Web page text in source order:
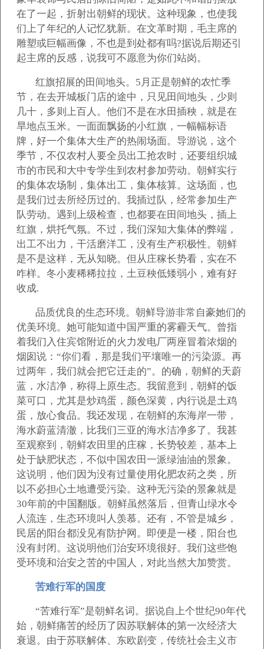
在了一起，折射出朝鲜的现状。这种现象，也使我
们上了年纪的人记忆犹新。在文革时期，毛主席的
雕塑或巨幅画像，不也是到处都有吗?据说后期还引
起主席的反感，说我可不愿意为你们站岗。
红旗招展的田间地头。5月正是朝鲜的农忙季
节，在去开城板门店的途中，只见田间地头，少则
几十，多则上百人。他们不是在水田插秧，就是在
旱地点玉米。一面面飘扬的小红旗，一幅幅标语
牌，好一个集体大生产的热闹场面。导游说，这个
季节，不仅农村人要全员出工抢农时，还要组织城
市的市民和大中专学生到农村参加劳动。朝鲜实行
的集体农场制，集体出工，集体核算。这场面，也
是我们过去所经历过的。我插过队，经常参加生产
队劳动。遇到上级检查，也都要在田间地头，插上
红旗，烘托气氛。不过，我们深知大集体的弊端，
出工不出力，干活磨洋工，没有生产积极性。朝鲜
是不是这样，无从知晓。但从庄稼长势看，实在不
咋样。冬小麦稀稀拉拉，土豆秧低矮弱小，难有好
收成.
品质优良的生态环境。朝鲜导游非常自豪她们的
优美环境。她可能知道中国严重的雾霾天气。曾指
着我们入住宾馆附近的火力发电厂两座冒着浓烟的
烟囱说：“你们看，那是我们平壤唯一的污染源。再
过两年，我们就会把它迁走的”。的确，朝鲜的天蔚
蓝，水洁净，称得上原生态。我留意到，朝鲜的饭
菜可口，尤其是炒鸡蛋，颜色深黄，内行说是土鸡
蛋，放心食品。我还发现，在朝鲜的东海岸一带，
海水蔚蓝清澈，比我们三亚的海水洁净多了。我甚
至观察到，朝鲜农田里的庄稼，长势较差，基本上
处于缺肥状态，不似中国农田一派绿油油的景象。
这说明，他们因为没有过量使用化肥农药之类，所
以不必担心土地遭受污染。这种无污染的景象就是
30年前的中国翻版。朝鲜虽然落后，但青山绿水令
人流连，生态环境叫人羡慕。还有，不管是城乡，
民居的阳台都没见有防护网。即便是一楼，阳台也
没有封闭。这说明他们治安环境很好。我们这些饱
受环境和治安之苦的中国人，对此当然大加赞赏。
苦难行军的国度
“苦难行军”是朝鲜名词。据说自上个世纪90年代
始，朝鲜痛苦的经历了因苏联解体的第一次经济大
衰退。由于苏联解体、东欧剧变，传统社会主义市